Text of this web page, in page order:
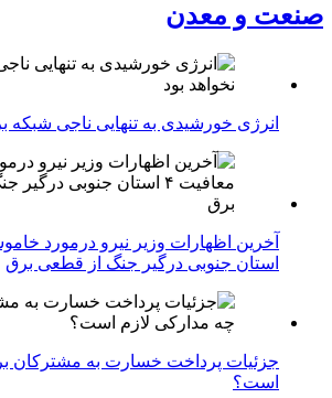
صنعت و معدن
انرژی خورشیدی به تنهایی ناجی شبکه
استان جنوبی درگیر جنگ از قطعی برق
جزئیات پرداخت خسارت به مشترکان
است؟